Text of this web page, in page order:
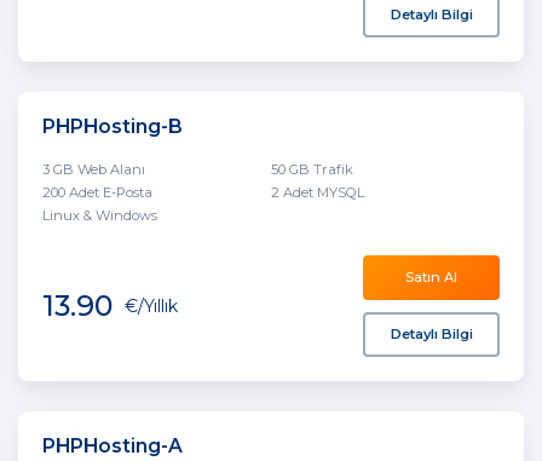
Detaylı Bilgi
PHPHosting-B
3 GB Web Alanı
50 GB Trafik
200 Adet E-Posta
2 Adet MYSQL
Linux & Windows
13.90 €/Yıllık
Satın Al
Detaylı Bilgi
PHPHosting-A